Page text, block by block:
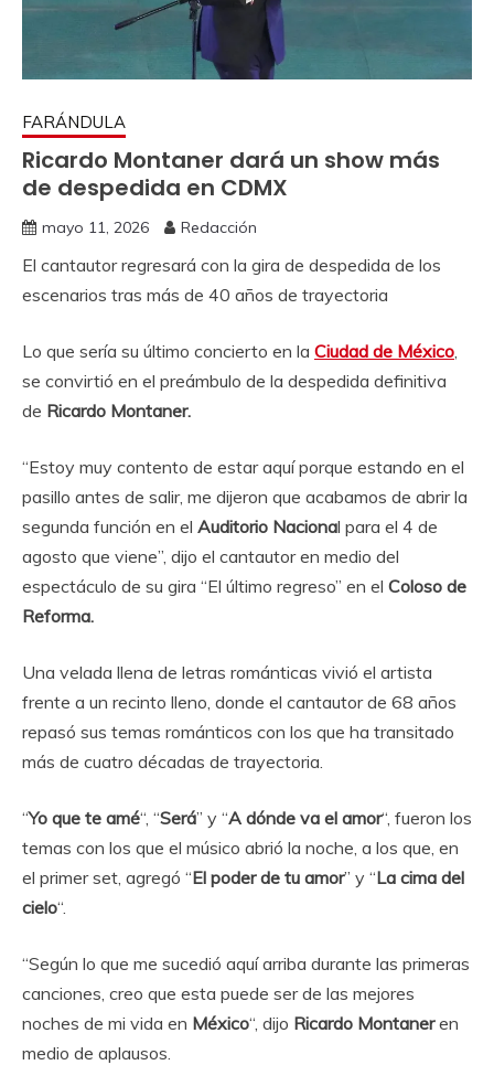
FARÁNDULA
Ricardo Montaner dará un show más
de despedida en CDMX
mayo 11, 2026 Redacción
El cantautor regresará con la gira de despedida de los
escenarios tras más de 40 años de trayectoria
Lo que sería su último concierto en la Ciudad de México
se convirtió en el preámbulo de la despedida definitiva
de Ricardo Montaner.
“Estoy muy contento de estar aquí porque estando en el
pasillo antes de salir, me dijeron que acabamos de abrir la
segunda función en el Auditorio Nacional para el 4 de
agosto que viene”, dijo el cantautor en medio del
espectáculo de su gira “El último regreso” en el Coloso de
Reforma.
Una velada llena de letras románticas vivió el artista
frente a un recinto lleno, donde el cantautor de 68 años
repasó sus temas románticos con los que ha transitado
más de cuatro décadas de trayectoria.
“Yo que te amé“, “Será” y “A dónde va el amor“, fueron los
temas con los que el músico abrió la noche, a los que, en
el primer set, agregó “El poder de tu amor” y “La cima del
cielo“.
“Según lo que me sucedió aquí arriba durante las primeras
canciones, creo que esta puede ser de las mejores
noches de mi vida en México“, dijo Ricardo Montaneren
medio de aplausos.